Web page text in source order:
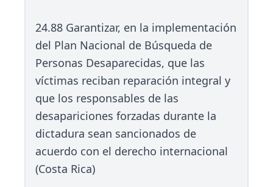
24.88 Garantizar, en la implementación
del Plan Nacional de Búsqueda de
Personas Desaparecidas, que las
víctimas reciban reparación integral y
que los responsables de las
desapariciones forzadas durante la
dictadura sean sancionados de
acuerdo con el derecho internacional
(Costa Rica)